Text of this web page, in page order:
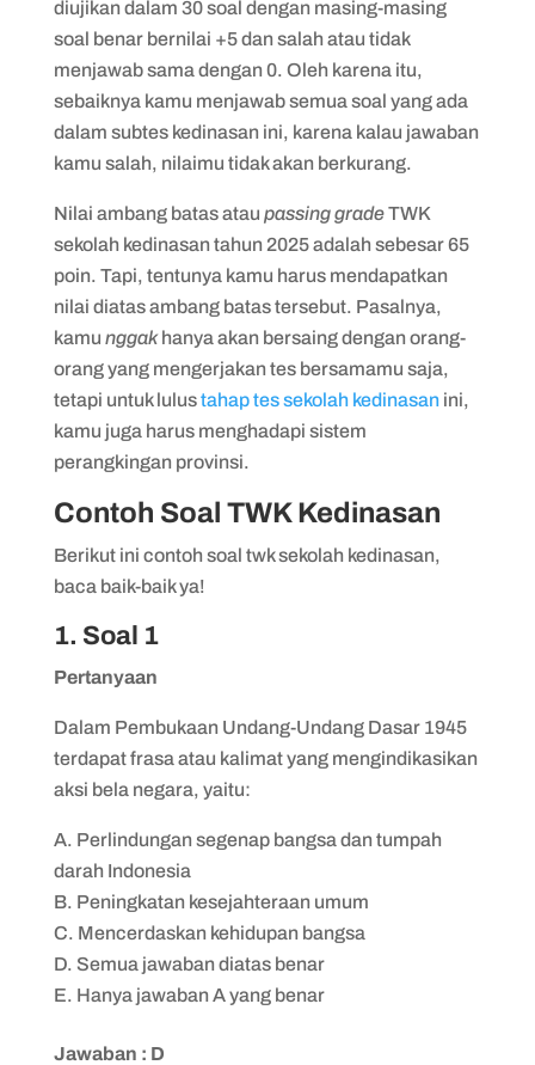
diujikan dalam 30 soal dengan masing-masing
soal benar bernilai +5 dan salah atau tidak
menjawab sama dengan 0. Oleh karena itu,
sebaiknya kamu menjawab semua soal yang ada
dalam subtes kedinasan ini, karena kalau jawaban
kamu salah, nilaimu tidak akan berkurang.
Nilai ambang batas atau passing gradeTWK
sekolah kedinasan tahun 2025 adalah sebesar 65
poin. Tapi, tentunya kamu harus mendapatkan
nilai diatas ambang batas tersebut. Pasalnya,
kamu nggakhanya akan bersaing dengan orang-
orang yang mengerjakan tes bersamamu saja,
tetapi untuk lulustahap tes sekolah kedinasanini,
kamu juga harus menghadapi sistem
perangkingan provinsi.
Contoh Soal TWK Kedinasan
Berikut ini contoh soal twk sekolah kedinasan,
baca baik-baik ya!
1. Soal 1
Pertanyaan
Dalam Pembukaan Undang-Undang Dasar 1945
terdapat frasa atau kalimat yang mengindikasikan
aksi bela negara, yaitu:
Perlindungan segenap bangsa dan tumpah
darah Indonesia
Peningkatan kesejahteraan umum
Mencerdaskan kehidupan bangsa
Semua jawaban diatas benar
Hanya jawaban A yang benar
Jawaban : D